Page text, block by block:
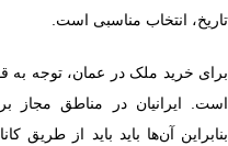
تاریخ، انتخاب مناسبی است.
برای خرید ملک در عمان، توجه
است. ایرانیان در مناطق مجاز
بنابراین آن‌ها باید باید از طریق